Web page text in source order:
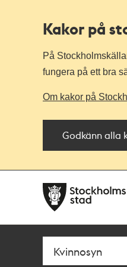
Kakor på
På
fungera på ett bra
Om kakor på
Godkänn alla
navigationen
huvudinnehållet
Sök